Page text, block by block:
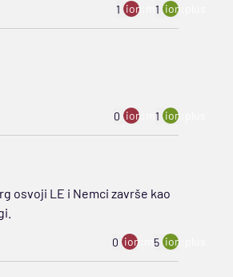
1 ion:minus
1 ion:plus
0 ion:minus
1 ion:plus
osvoji LE i Nemci završe kao
0 ion:minus
5 ion:plus